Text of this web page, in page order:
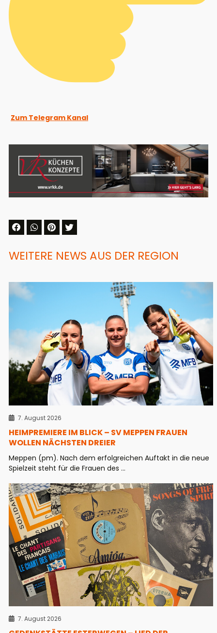
Zum Telegram Kanal
WEITERE NEWS AUS DER REGION
7. August 2026
HEIMPREMIERE IM BLICK – SV MEPPEN FRAUEN
WOLLEN NÄCHSTEN DREIER
Meppen (pm). Nach dem erfolgreichen Auftakt in die neue
Spielzeit steht für die Frauen des ...
7. August 2026